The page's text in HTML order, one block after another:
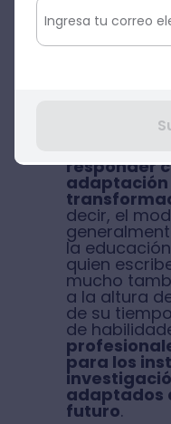
habilidades
necesitarán
actual y del
Por otro
responder
adaptación
decir, el
la
quien
mucho
a la altura
de su
de
para los
adaptados
futuro.